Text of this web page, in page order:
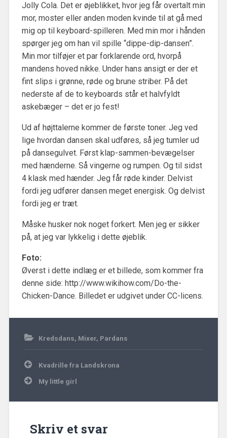
Jolly Cola. Det er øjeblikket, hvor jeg får overtalt min
mor, moster eller anden moden kvinde til at gå med
mig op til keyboard-spilleren. Med min mor i hånden
spørger jeg om han vil spille “dippe-dip-dansen”.
Min mor tilføjer et par forklarende ord, hvorpå
mandens hoved nikke. Under hans ansigt er der et
fint slips i grønne, røde og brune striber. På det
nederste af de to keyboards står et halvfyldt
askebæger – det er jo fest!
Ud af højttalerne kommer de første toner. Jeg ved
lige hvordan dansen skal udføres, så jeg tumler ud
på dansegulvet. Først klap-sammen-bevægelser
med hænderne. Så vingerne og rumpen. Og til sidst
4 klask med hænder. Jeg får røde kinder. Delvist
fordi jeg udfører dansen meget energisk. Og delvist
fordi jeg er træt.
Måske husker nok noget forkert. Men jeg er sikker
på, at jeg var lykkelig i dette øjeblik.
Foto:
Øverst i dette indlæg er et billede, som kommer fra
denne side: http://www.wikihow.com/Do-the-
Chicken-Dance. Billedet er udgivet under CC-licens.
9.
Kredsdans, Mixer, Pardans
Indlægsnavigation
Kvadrille fra Landskrona
My little girl
Skriv et svar